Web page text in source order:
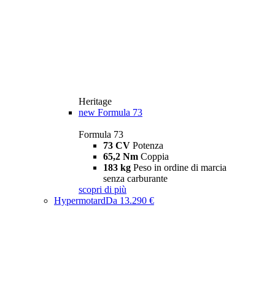
Heritage
new Formula 73
Formula 73
73 CV Potenza
65,2 Nm Coppia
183 kg Peso in ordine di marcia
senza carburante
scopri di più
HypermotardDa 13.290 €